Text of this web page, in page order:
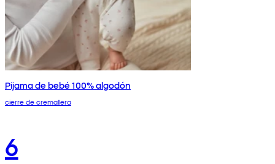
Pijama de bebé 100% algodón
cierre de cremallera
6